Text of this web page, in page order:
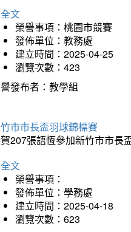
文
榮譽事項：桃園市競賽
發佈單位：教務處
建立時間：2025-04-25
瀏覽次數：423
發布者：教學組
市市長盃羽球錦標賽
207張語恆參加新竹市市長
文
榮譽事項：
發佈單位：學務處
建立時間：2025-04-18
瀏覽次數：623